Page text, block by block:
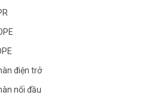
điện trở
nối đầu